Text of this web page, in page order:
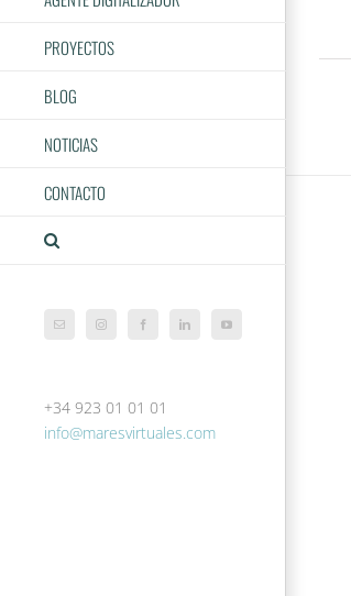
PROYECTOS
BLOG
NOTICIAS
CONTACTO
Correo
InstagramFacebookLinkedIn YouTube
+34 923 01 01 01
info@maresvirtuales.com